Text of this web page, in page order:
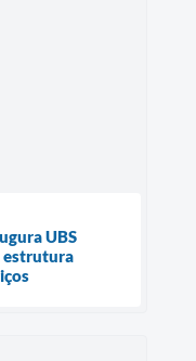
UBS
estrutura